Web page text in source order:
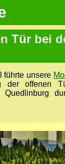
Tür bei
führte unsere
der offenen
Qued­linburg